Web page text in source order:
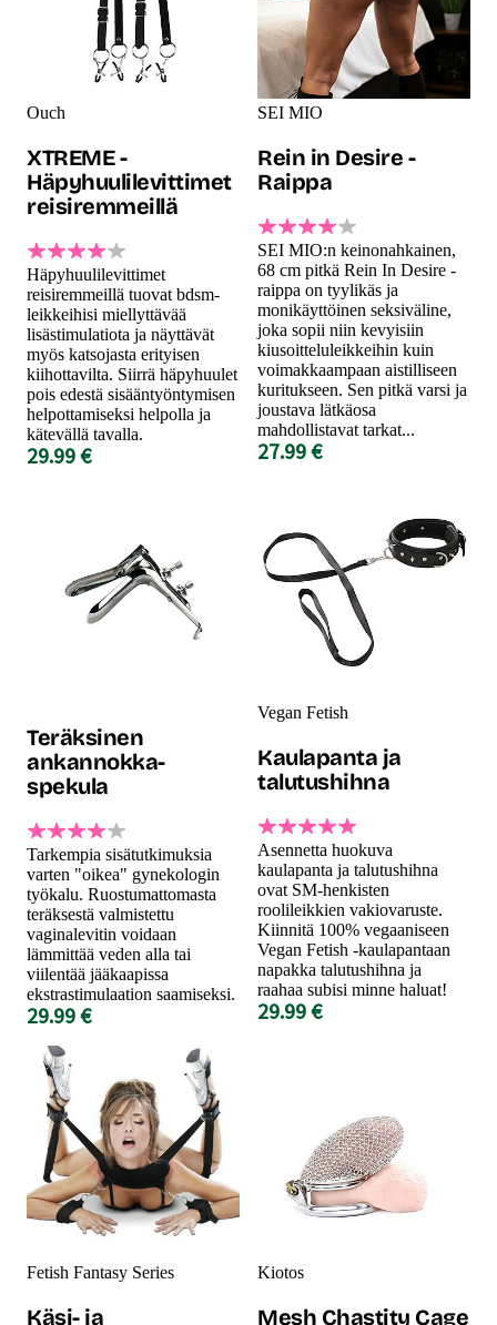
Ouch
XTREME -
Häpyhuulilevittimet
reisiremmeillä
Häpyhuulilevittimet
reisiremmeillä tuovat bdsm-
leikkeihisi miellyttävää
lisästimulatiota ja näyttävät
myös katsojasta erityisen
kiihottavilta. Siirrä häpyhuulet
pois edestä sisääntyöntymisen
helpottamiseksi helpolla ja
kätevällä tavalla.
29.99 €
SEI MIO
Rein in Desire -
Raippa
SEI MIO:n keinonahkainen,
68 cm pitkä Rein In Desire -
raippa on tyylikäs ja
monikäyttöinen seksiväline,
joka sopii niin kevyisiin
kiusoitteluleikkeihin kuin
voimakkaampaan aistilliseen
kuritukseen. Sen pitkä varsi ja
joustava lätkäosa
mahdollistavat tarkat...
27.99 €
Teräksinen
ankannokka-
spekula
Tarkempia sisätutkimuksia
varten "oikea" gynekologin
työkalu. Ruostumattomasta
teräksestä valmistettu
vaginalevitin voidaan
lämmittää veden alla tai
viilentää jääkaapissa
ekstrastimulaation saamiseksi.
29.99 €
Vegan Fetish
Kaulapanta ja
talutushihna
Asennetta huokuva
kaulapanta ja talutushihna
ovat SM-henkisten
roolileikkien vakiovaruste.
Kiinnitä 100% vegaaniseen
Vegan Fetish -kaulapantaan
napakka talutushihna ja
raahaa subisi minne haluat!
29.99 €
Fetish Fantasy Series
Käsi- ja
Kiotos
Mesh Chastity Cage